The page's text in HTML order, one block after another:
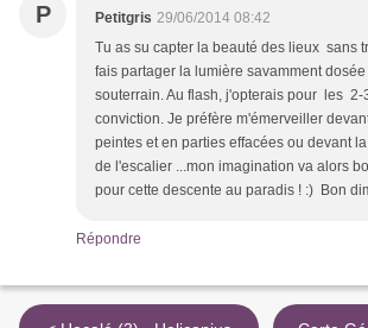
P Petitgris 29/06/2014 08:42
Tu as su capter la beauté des lieux sans
fais partager la lumière savamment
souterrain. Au flash, j'opterais pour les 2-
conviction. Je préfère m'émerveiller
peintes et en parties effacées ou devant
de l'escalier ...mon imagination va alors
pour cette descente au paradis ! :) Bon
Répondre